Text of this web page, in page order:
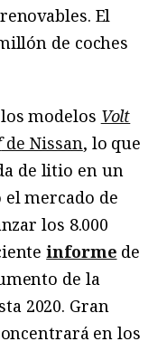
El
de coches
modelos Volt
de Nissan, lo que
de litio en un
el mercado de
los 8.000
informe de
de la
2020. Gran
en los